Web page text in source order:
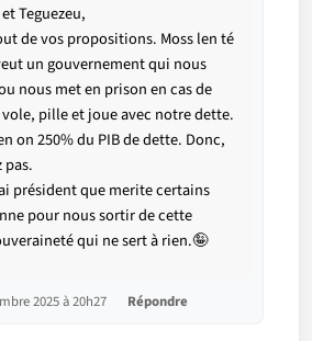
Teguezeu,
de vos propositions. Moss len té
un gouvernement qui nous
nous met en prison en cas de
pille et joue avec notre dette.
on 250% du PIB de dette. Donc,
pas.
président que merite certains
pour nous sortir de cette
qui ne sert à rien.🤪
2025 à 20h27 Répondre